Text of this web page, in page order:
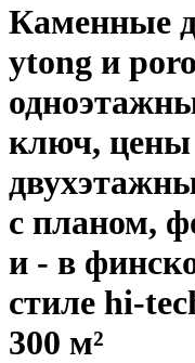
Каменные
ytong и
ключ,
с планом,
и - в
стиле hi-
300 м²